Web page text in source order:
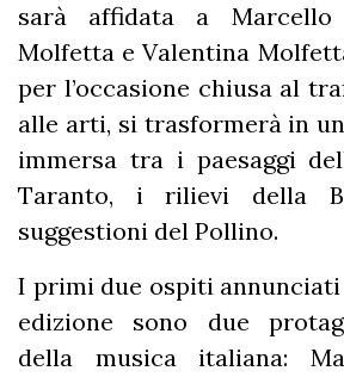
sarà affidata a Marcello
Molfetta e Valentina
per l’occasione chiusa al
alle arti, si trasformerà in
immersa tra i paesaggi
Taranto, i rilievi della
suggestioni del Pollino.
I primi due ospiti
edizione sono due
della musica italiana: